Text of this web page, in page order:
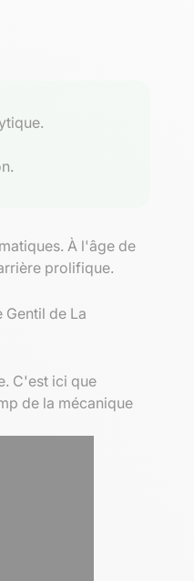
À l'âge de
prolifique.
de La
C'est ici que
de la mécanique